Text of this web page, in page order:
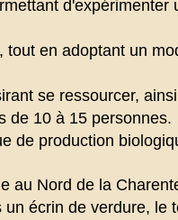
d'expérimenter
en adoptant un
se ressourcer,
de 10 à 15 personnes.
de production
au Nord de la
écrin de verdure, le